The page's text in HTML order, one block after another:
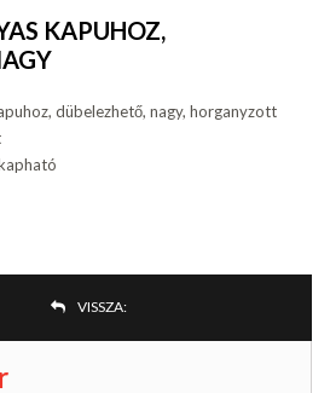
KAPUHOZ,
dübelezhető, nagy, horganyzott
VISSZA: